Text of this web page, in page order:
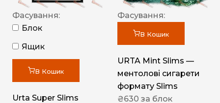
Фасування:
Блок
Ящик
В Кошик
Urta Super Slims
Фасування:
В Кошик
URTA Mint Slims —
ментолові сигарети
формату Slims
₴630 за блок